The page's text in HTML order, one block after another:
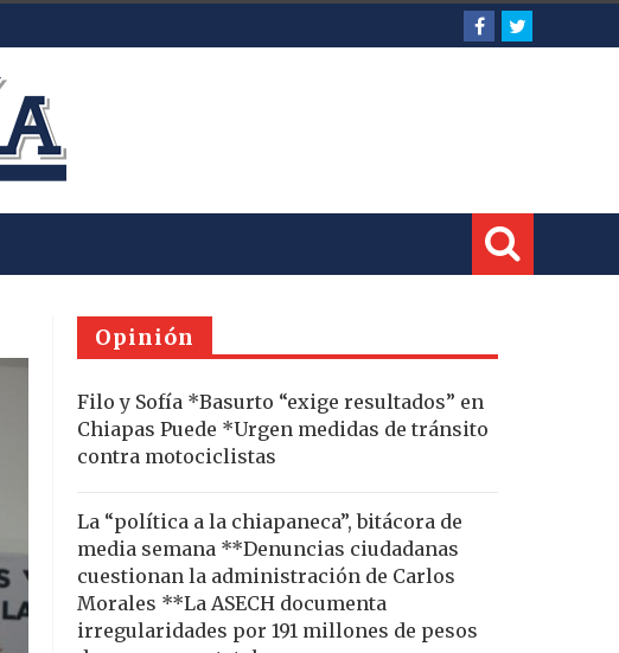
Opinión
Filo y Sofía *Basurto “exige resultados” en
Chiapas Puede *Urgen medidas de tránsito
contra motociclistas
La “política a la chiapaneca”, bitácora de
media semana **Denuncias ciudadanas
cuestionan la administración de Carlos
Morales **La ASECH documenta
irregularidades por 191 millones de pesos